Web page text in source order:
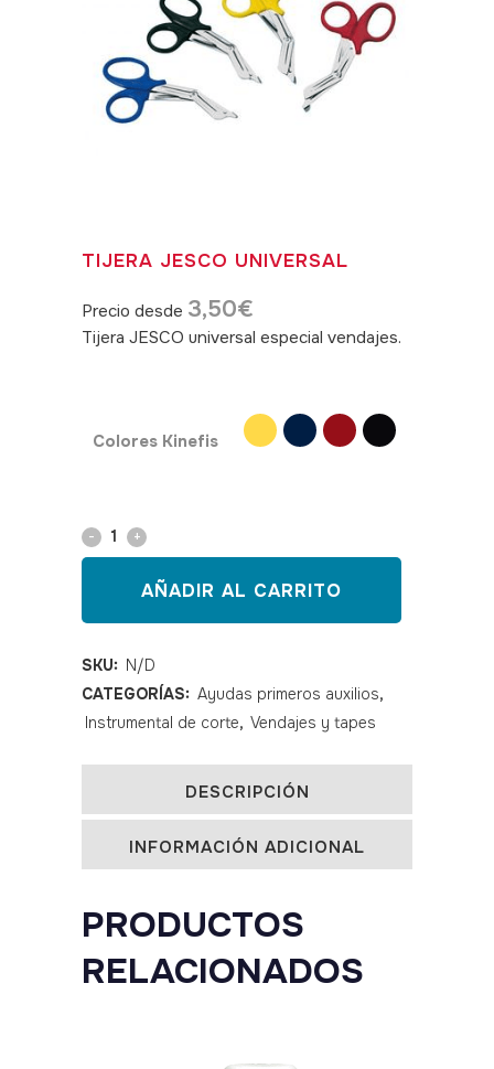
TIJERA JESCO UNIVERSAL
Precio desde 3,50€
Tijera JESCO universal especial vendajes.
Colores Kinefis
Tijera
universal
quantity
AÑADIR AL CARRITO
SKU: N/D
CATEGORÍAS: Ayudas primeros auxilios,
Instrumental de corte, Vendajes y tapes
DESCRIPCIÓN
INFORMACIÓN ADICIONAL
PRODUCTOS
RELACIONADOS